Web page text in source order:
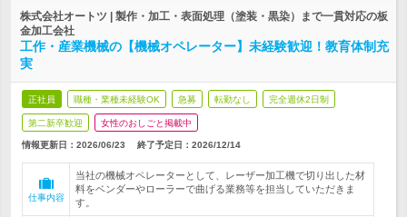
株式会社オートツ | 製作・加工・表面処理（塗装・黒染）まで一貫対応の板
金加工会社
工作・産業機械の【機械オペレーター】未経験歓迎！教育体制充
実
正社員 職種・業種未経験OK 急募 転勤なし 完全週休2日制
第二新卒歓迎 女性のおしごと掲載中
情報更新日：2026/06/23 終了予定日： 2026/12/14
仕事内容
当社の機械オペレーターとして、レーザー加工機で切り出した材
料をベンダーやローラーで曲げる業務等を担当していただきま
す。